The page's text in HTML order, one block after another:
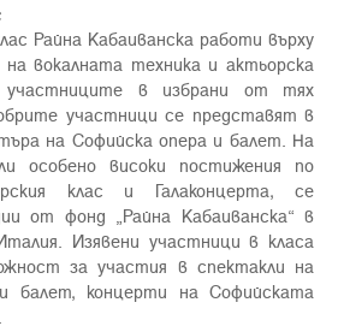
Райна Кабаиванска работи върху
вокалната техника и актьорска
участниците в избрани от тях
участници се представят в
на Софийска опера и балет. На
особено високи постижения по
клас и Галаконцерта, се
от фонд „Райна Кабаиванска“ в
Изявени участници в класа
за участия в спектакли на
балет, концерти на Софийската